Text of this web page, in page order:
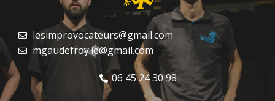
lesimprovocateurs@gmail.com
mgaudefroy.ie@gmail.com
06 45 24 30 98